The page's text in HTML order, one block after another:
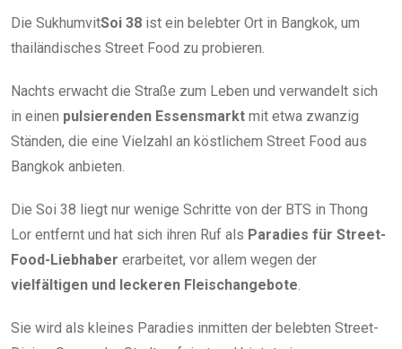
Die SukhumvitSoi 38 ist ein belebter Ort in Bangkok, um
thailändisches Street Food zu probieren.
Nachts erwacht die Straße zum Leben und verwandelt sich
in einen pulsierenden Essensmarkt mit etwa zwanzig
Ständen, die eine Vielzahl an köstlichem Street Food aus
Bangkok anbieten.
Die Soi 38 liegt nur wenige Schritte von der BTS in Thong
Lor entfernt und hat sich ihren Ruf als Paradies für Street-
Food-Liebhaber erarbeitet, vor allem wegen der
vielfältigen und leckeren Fleischangebote
Sie wird als kleines Paradies inmitten der belebten Street-